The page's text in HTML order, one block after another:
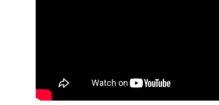
3）初心者〜初中級※3時間開催の場合
・0:00-0:10 設営準備(一緒に手伝ってください🙇)